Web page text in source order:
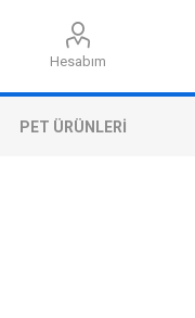
Hesabım
PET ÜRÜNLERI